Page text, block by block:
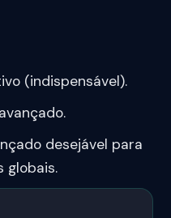
(indispensável).
desejável para
globais.